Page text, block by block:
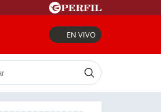
EN VIVO